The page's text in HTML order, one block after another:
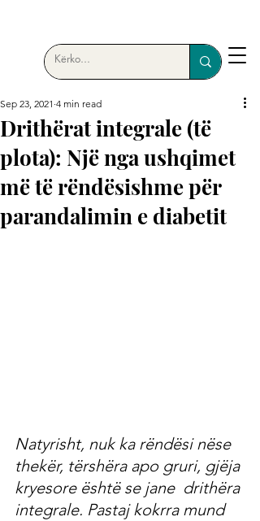
Drithërat integrale (të
plota): Një nga ushqimet
më të rëndësishme për
parandalimin e diabetit
Sep 23, 2021 4 min read
Natyrisht, nuk ka rëndësi nëse
thekër, tërshëra apo gruri, gjëja
kryesore është se jane  drithëra
integrale. Pastaj kokrra mund